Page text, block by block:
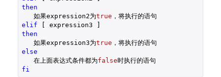
then
   如果expression2为
true
elif
then
   如果expression3为
true
else
   在上面表达式条件都为
false
fi